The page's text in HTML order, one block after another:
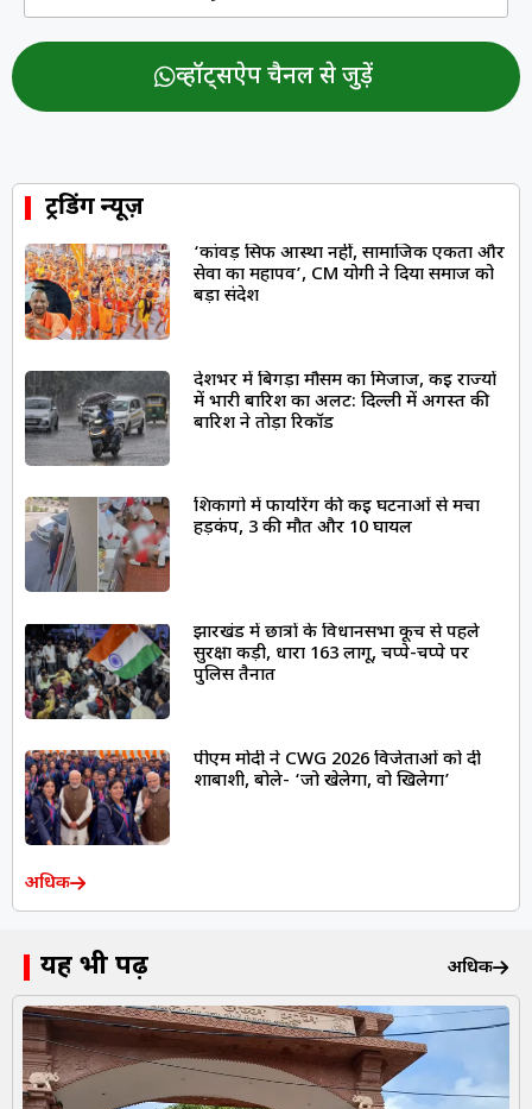
व्हॉट्सऐप चैनल से जुड़ें
ट्रेंडिंग न्यूज़
‘कांवड़ सिर्फ आस्था नहीं, सामाजिक एकता और
सेवा का महापर्व’, CM योगी ने दिया समाज को
बड़ा संदेश
देशभर में बिगड़ा मौसम का मिजाज, कई राज्यों
में भारी बारिश का अलर्ट: दिल्ली में अगस्त की
बारिश ने तोड़ा रिकॉर्ड
शिकागो में फायरिंग की कई घटनाओं से मचा
हड़कंप, 3 की मौत और 10 घायल
झारखंड में छात्रों के विधानसभा कूच से पहले
सुरक्षा कड़ी, धारा 163 लागू, चप्पे-चप्पे पर
पुलिस तैनात
पीएम मोदी ने CWG 2026 विजेताओं को दी
शाबाशी, बोले- ‘जो खेलेगा, वो खिलेगा’
अधिक
यह भी पढ़ें अधिक